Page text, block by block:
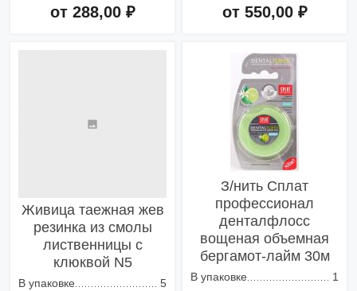
от 288,00 ₽ от 550,00 ₽
Живица таежная жев
резинка из смолы
лиственницы с
клюквой N5
В упаковке
5
З/нить Сплат
профессионал
денталфлосс
вощеная объемная
бергамот-лайм 30м
В упаковке
1